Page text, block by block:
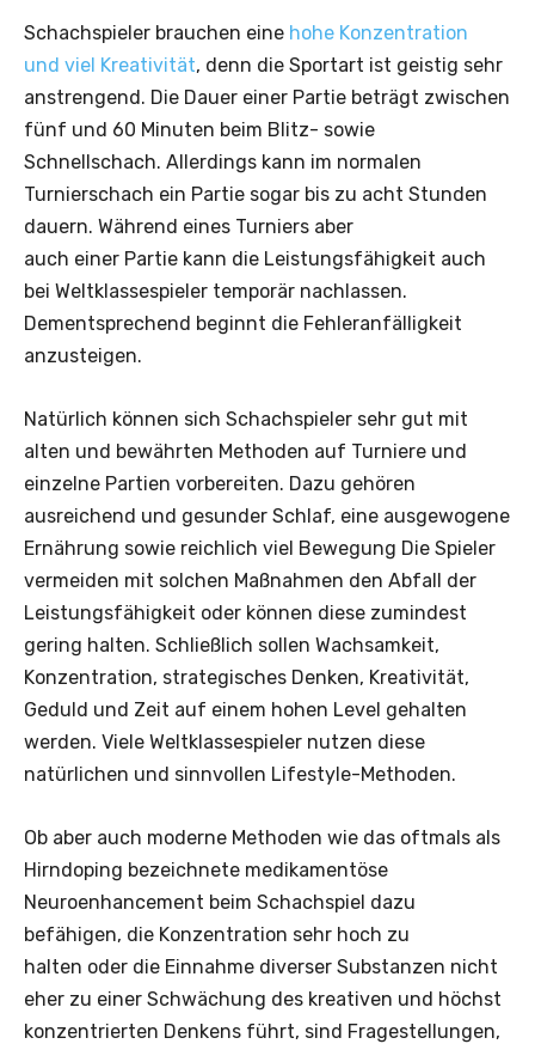
Schachspieler brauchen eine hohe Konzentration
und viel Kreativität, denn die Sportart ist geistig sehr
anstrengend. Die Dauer einer Partie beträgt zwischen
fünf und 60 Minuten beim Blitz- sowie
Schnellschach. Allerdings kann im normalen
Turnierschach ein Partie sogar bis zu acht Stunden
dauern. Während eines Turniers aber
auch einer Partie kann die Leistungsfähigkeit auch
bei Weltklassespieler temporär nachlassen.
Dementsprechend beginnt die Fehleranfälligkeit
anzusteigen.
Natürlich können sich Schachspieler sehr gut mit
alten und bewährten Methoden auf Turniere und
einzelne Partien vorbereiten. Dazu gehören
ausreichend und gesunder Schlaf, eine ausgewogene
Ernährung sowie reichlich viel Bewegung Die Spieler
vermeiden mit solchen Maßnahmen den Abfall der
Leistungsfähigkeit oder können diese zumindest
gering halten. Schließlich sollen Wachsamkeit,
Konzentration, strategisches Denken, Kreativität,
Geduld und Zeit auf einem hohen Level gehalten
werden. Viele Weltklassespieler nutzen diese
natürlichen und sinnvollen Lifestyle-Methoden.
Ob aber auch moderne Methoden wie das oftmals als
Hirndoping bezeichnete medikamentöse
Neuroenhancement beim Schachspiel dazu
befähigen, die Konzentration sehr hoch zu
halten oder die Einnahme diverser Substanzen nicht
eher zu einer Schwächung des kreativen und höchst
konzentrierten Denkens führt, sind Fragestellungen,